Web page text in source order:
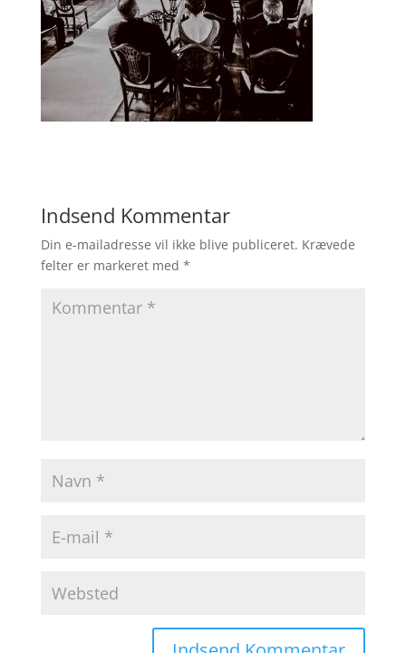
Indsend Kommentar
Din e-mailadresse vil ikke blive publiceret. Krævede
felter er markeret med *